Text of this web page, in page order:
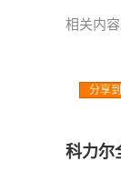
相关内容
分享
科力尔